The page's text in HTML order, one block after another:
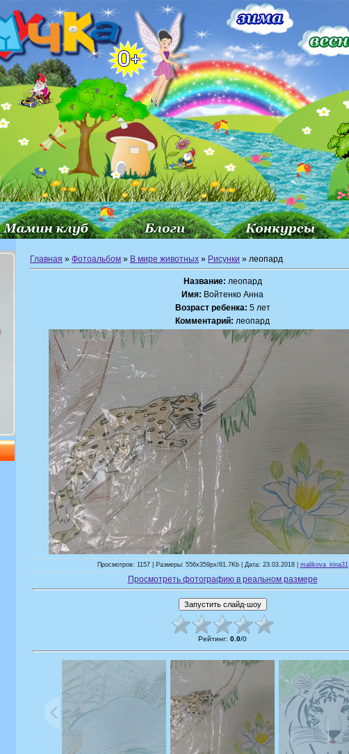
Главная » Фотоальбом » В мире животных » Рисунки » леопард
Название: леопард
Имя: Войтенко Анна
Возраст ребенка: 5 лет
Комментарий: леопард
Просмотров: 1157 | Размеры: 556x359px/81.7Kb | Дата: 23.03.2018 | malikova_irina31
Просмотреть фотографию в реальном размере
Рейтинг: 0.0/0